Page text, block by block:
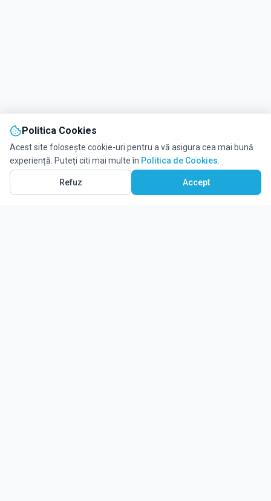
Politica Cookies
Acest site folosește cookie-uri pentru a vă asigura cea mai bună
experiență. Puteți citi mai multe în Politica de Cookies
Refuz Accept